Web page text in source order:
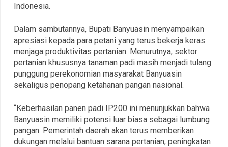
Indonesia.
‎Dalam sambutannya, Bupati Banyuasin menyampaikan
apresiasi kepada para petani yang terus bekerja keras
menjaga produktivitas pertanian. Menurutnya, sektor
pertanian khususnya tanaman padi masih menjadi tulang
punggung perekonomian masyarakat Banyuasin
sekaligus penopang ketahanan pangan nasional.
‎“Keberhasilan panen padi IP200 ini menunjukkan bahwa
Banyuasin memiliki potensi luar biasa sebagai lumbung
pangan. Pemerintah daerah akan terus memberikan
dukungan melalui bantuan sarana pertanian, peningkatan